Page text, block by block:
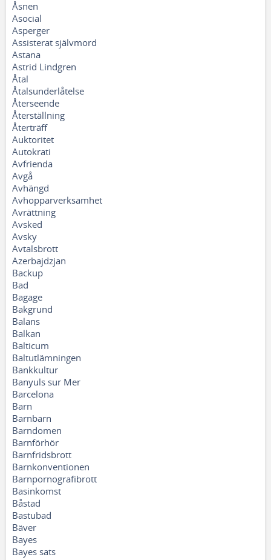
Åsnen
Asocial
Asperger
Assisterat självmord
Astana
Astrid Lindgren
Åtal
Åtalsunderlåtelse
Återseende
Återställning
Återträff
Auktoritet
Autokrati
Avfrienda
Avgå
Avhängd
Avhopparverksamhet
Avrättning
Avsked
Avsky
Avtalsbrott
Azerbajdzjan
Backup
Bad
Bagage
Bakgrund
Balans
Balkan
Balticum
Baltutlämningen
Bankkultur
Banyuls sur Mer
Barcelona
Barn
Barnbarn
Barndomen
Barnförhör
Barnfridsbrott
Barnkonventionen
Barnpornografibrott
Basinkomst
Båstad
Bastubad
Bäver
Bayes
Bayes sats